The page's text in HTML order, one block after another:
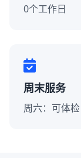
0个工作日
周末服务
周六：可体